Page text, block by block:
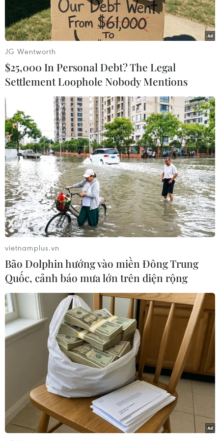
Giàn khoan dầu LSP-1 của Tập đoàn LUKOIL của Nga tại giếng
dầu Korchagin trên biển Caspi. (Ảnh: AFP/TTXVN)
Trong phiên 26/12, giá dầu thế giới tăng khoảng
8%, mức tăng mạnh nhất trong một ngày giao
dịch kể từ ngày 30/11/2016, khi Tổ chức Các
nước Xuất khẩu Dầu mỏ (OPEC) ký thỏa thuận
mang tính bước ngoặt nhằm cắt giảm sản
lượng.
Chốt phiên giao dịch ngày 26/12 tại New York,
giá dầu ngọt nhẹ Mỹ (WTI) tăng 3,69 USD (hay
8,7%) lên 46,22 USD/thùng. Trong khi giá dầu
Brent tăng 4 USD (8%) lên 54,47 USD/thùng.
Người đứng đầu doanh nghiệp dầu mỏ Rosneft
của Nga Igor Sechin dự đoán giá dầu sẽ dao
động trong khoảng 50-53 USD/thùng trong năm
[Giá dầu thế giới tiếp tục rơi xuống mức thấp
nhất trong 1 năm qua]
Tuy nhiên, theo một nhà phân tích, thị trường
dầu mỏ sẽ không yếu như năm 2016 khi tình
JG Wentworth
$25,000 In Personal Debt? The Legal
Settlement Loophole Nobody Mentions
vietnamplus.vn
Bão Dolphin hướng vào miền Đông Trung
Quốc, cảnh báo mưa lớn trên diện rộng